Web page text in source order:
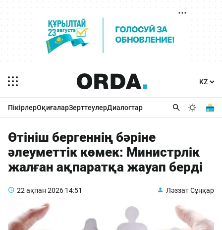
ПікірлерОқиғаларЗерттеулерДиалогтар
Өтініш бергеннің бәріне
әлеуметтік көмек: Министрлік
жалған ақпаратқа жауап берді
22 ақпан 2026 14:51 Ләззат Сұңқар